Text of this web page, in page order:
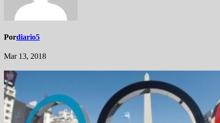
Pordiario5
Mar 13, 2018